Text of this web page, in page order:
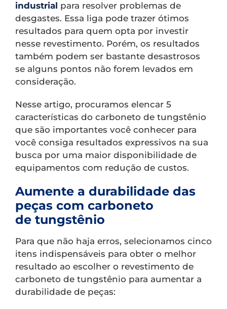
industrial para resolver problemas de
desgastes. Essa liga pode trazer ótimos
resultados para quem opta por investir
nesse revestimento. Porém, os resultados
também podem ser bastante desastrosos
se alguns pontos não forem levados em
consideração.
Nesse artigo, procuramos elencar 5
características do carboneto de tungstênio
que são importantes você conhecer para
você consiga resultados expressivos na sua
busca por uma maior disponibilidade de
equipamentos com redução de custos.
Aumente a durabilidade das
peças com carboneto
de tungstênio
Para que não haja erros, selecionamos cinco
itens indispensáveis para obter o melhor
resultado ao escolher o revestimento de
carboneto de tungstênio para aumentar a
durabilidade de peças: